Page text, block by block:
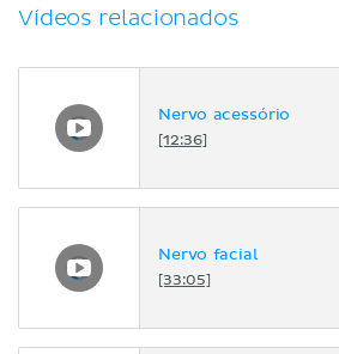
Vídeos relacionados
Nervo acessório
[12:36]
Nervo facial
[33:05]